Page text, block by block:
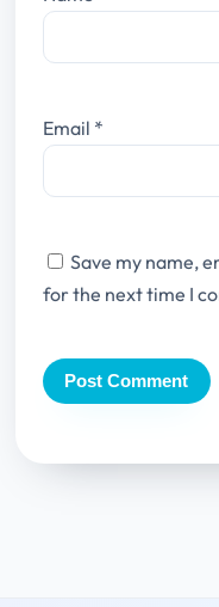
Email *
Save my name,
for the next time I